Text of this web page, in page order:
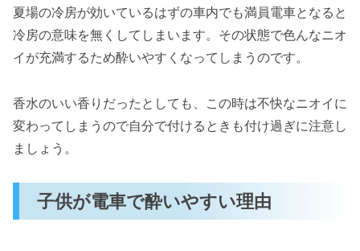
夏場の冷房が効いているはずの車内でも満員電車となると
冷房の意味を無くしてしまいます。その状態で色んなニオ
イが充満するため酔いやすくなってしまうのです。
香水のいい香りだったとしても、この時は不快なニオイに
変わってしまうので自分で付けるときも付け過ぎに注意し
ましょう。
子供が電車で酔いやすい理由